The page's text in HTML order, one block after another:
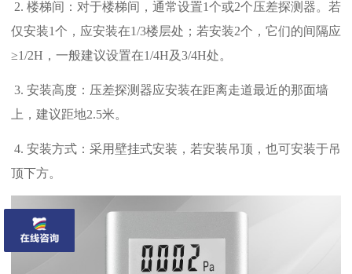
2. 楼梯间：对于楼梯间，通常设置1个或2个压差探测器。若
仅安装1个，应安装在1/3楼层处；若安装2个，它们的间隔应
≥1/2H，一般建议设置在1/4H及3/4H处。
3. 安装高度：压差探测器应安装在距离走道最近的那面墙
上，建议距地2.5米。
4. 安装方式：采用壁挂式安装，若安装吊顶，也可安装于吊
顶下方。